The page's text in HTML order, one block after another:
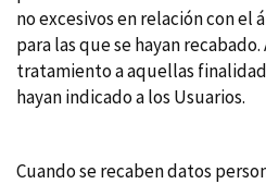
no excesivos en relación con el
para las que se hayan
tratamiento a aquellas
hayan indicado a los Usuarios.
Cuando se recaben datos